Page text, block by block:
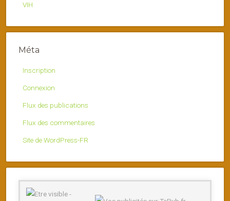
VIH
Méta
Inscription
Connexion
Flux des publications
Flux des commentaires
Site de WordPress-FR